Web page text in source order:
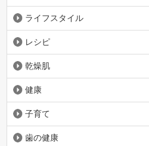
ライフスタイル
レシピ
乾燥肌
健康
子育て
歯の健康